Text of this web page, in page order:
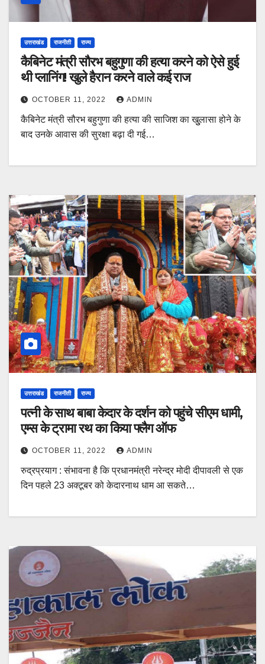
उत्तराखंड राजनीती राज्य
कैबिनेट मंत्री सौरभ बहुगुणा की हत्या करने को ऐसे हुई
थी प्लानिंग! खुले हैरान करने वाले कई राज
OCTOBER 11, 2022 ADMIN
कैबिनेट मंत्री सौरभ बहुगुणा की हत्या की साजिश का खुुलासा होने के
बाद उनके आवास की सुरक्षा बढ़ा दी गई…
उत्तराखंड राजनीती राज्य
पत्नी के साथ बाबा केदार के दर्शन को पहुंचे सीएम धामी,
एम्स के ट्रामा रथ का किया फ्लैग ऑफ
OCTOBER 11, 2022 ADMIN
रुद्रप्रयाग : संभावना है कि प्रधानमंत्री नरेन्‍द्र मोदी दीपावली से एक
दिन पहले 23 अक्‍टूबर को केदारनाथ धाम आ सकते…